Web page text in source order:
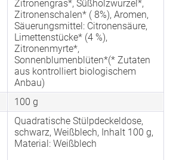
Zitronengras*, Süßholzwurzel*,
Zitronenschalen* ( 8%), Aromen,
Säuerungsmittel: Citronensäure,
Limettenstücke* (4 %),
Zitronenmyrte*,
Sonnenblumenblüten*(* Zutaten
aus kontrolliert biologischem
Anbau)
100 g
Quadratische Stülpdeckeldose,
schwarz, Weißblech, Inhalt 100 g,
Material: Weißblech